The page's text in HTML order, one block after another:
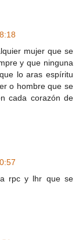
mujer que se
y que ninguna
lo aras espíritu
o hombre que se
cada corazón de
rpc y lhr que se